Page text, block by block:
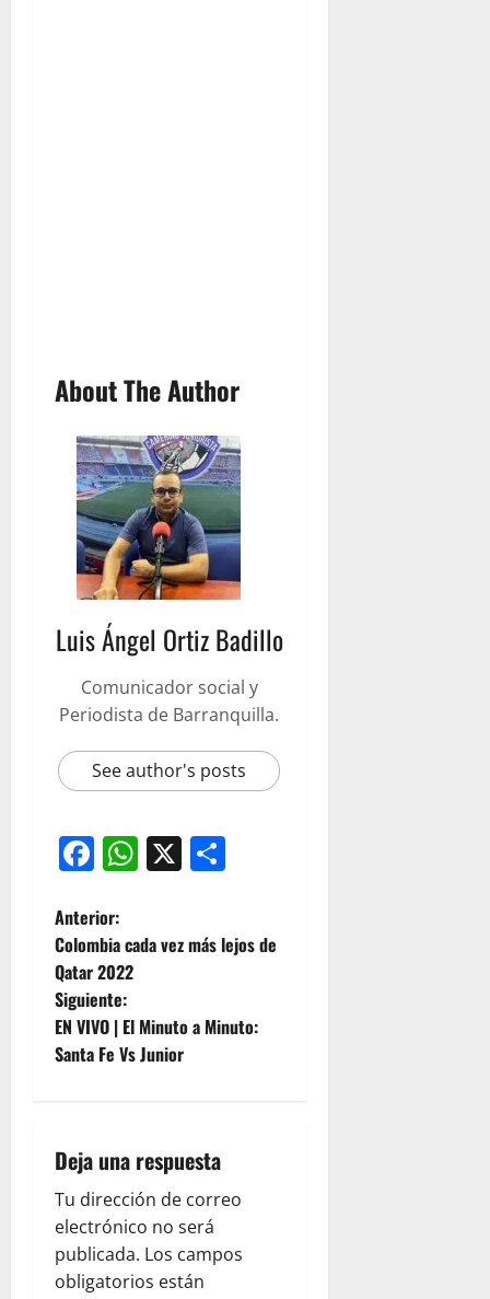
About The Author
Luis Ángel Ortiz Badillo
Comunicador social y
Periodista de Barranquilla.
See author's posts
Facebook
WhatsApp
X
Anterior:
Colombia cada vez más lejos de
Qatar 2022
Siguiente:
EN VIVO | El Minuto a Minuto:
Santa Fe Vs Junior
Deja una respuesta
Tu dirección de correo
electrónico no será
publicada. Los campos
obligatorios están